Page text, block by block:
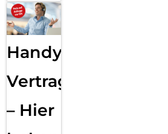
Handy
Vertragsabwicklung
– Hier